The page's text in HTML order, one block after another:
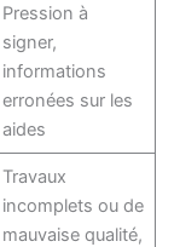
Pression à
signer,
informations
erronées sur les
aides
Travaux
incomplets ou de
mauvaise qualité,